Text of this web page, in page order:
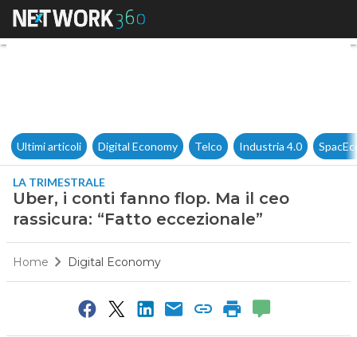
Uber, i conti fanno flop. Ma il
Ultimi articoli Digital Economy Telco Industria 4.0
LA TRIMESTRALE
Uber, i conti fanno flop. Ma il ceo
rassicura: “Fatto eccezionale”
Home Digital Economy